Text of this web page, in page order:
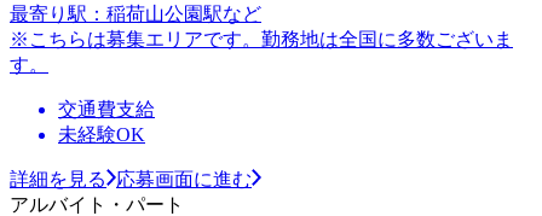
最寄り駅：稲荷山公園駅など
※こちらは募集エリアです。勤務地は全国に多数ございま
す。
交通費支給
未経験OK
詳細を見る
応募画面に進む
アルバイト・パート